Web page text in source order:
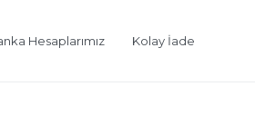
Hesaplarımız Kolay İade